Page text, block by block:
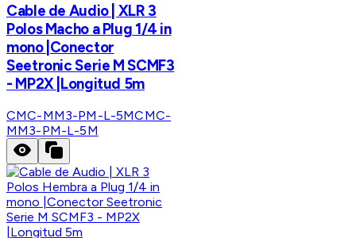
Cable de Audio | XLR 3
Polos Macho a Plug 1/4 in
mono |Conector
Seetronic Serie M SCMF3
- MP2X |Longitud 5m
CMC-MM3-PM-L-5MCMC-
MM3-PM-L-5M